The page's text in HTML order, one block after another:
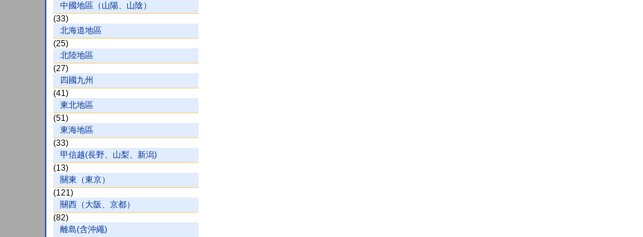
中國地區（山陽、山陰）
(33)
北海道地區
(25)
北陸地區
(27)
四國九州
(41)
東北地區
(51)
東海地區
(33)
甲信越(長野、山梨、新潟)
(13)
關東（東京）
(121)
關西（大阪、京都）
(82)
離島(含沖繩)